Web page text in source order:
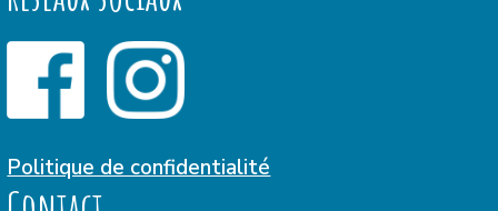
Politique de confidentialité